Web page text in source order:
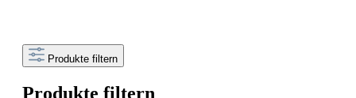
Produkte filtern
Produkte filtern